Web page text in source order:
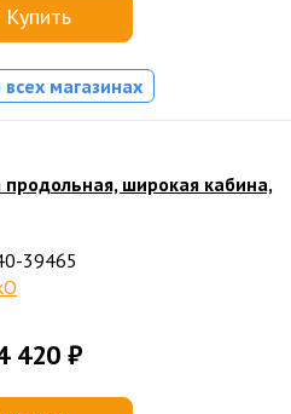
Купить
магазинах
продольная, широкая кабина,
39465
420 ₽